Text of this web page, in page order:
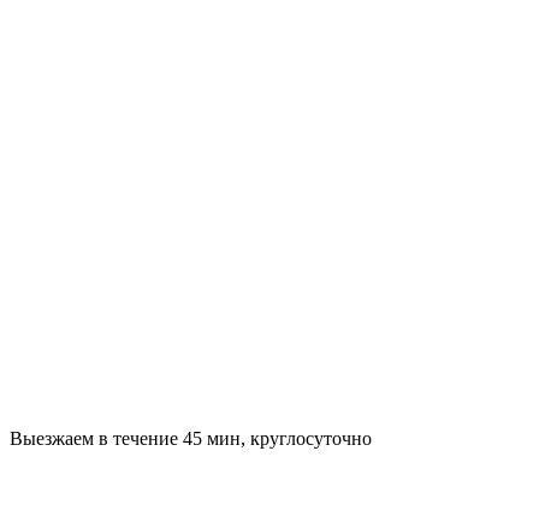
Выезжаем в течение 45 мин, круглосуточно